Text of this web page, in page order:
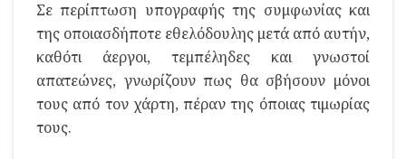
Σε περίπτωση υπογραφής της συμφωνίας και
της οποιασδήποτε εθελόδουλης μετά από αυτήν,
καθότι άεργοι, τεμπέληδες και γνωστοί
απατεώνες, γνωρίζουν πως θα σβήσουν μόνοι
τους από τον χάρτη, πέραν της όποιας τιμωρίας
τους.